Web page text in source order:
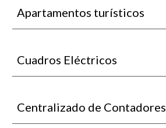
Apartamentos turísticos
Cuadros Eléctricos
Centralizado de Contadores